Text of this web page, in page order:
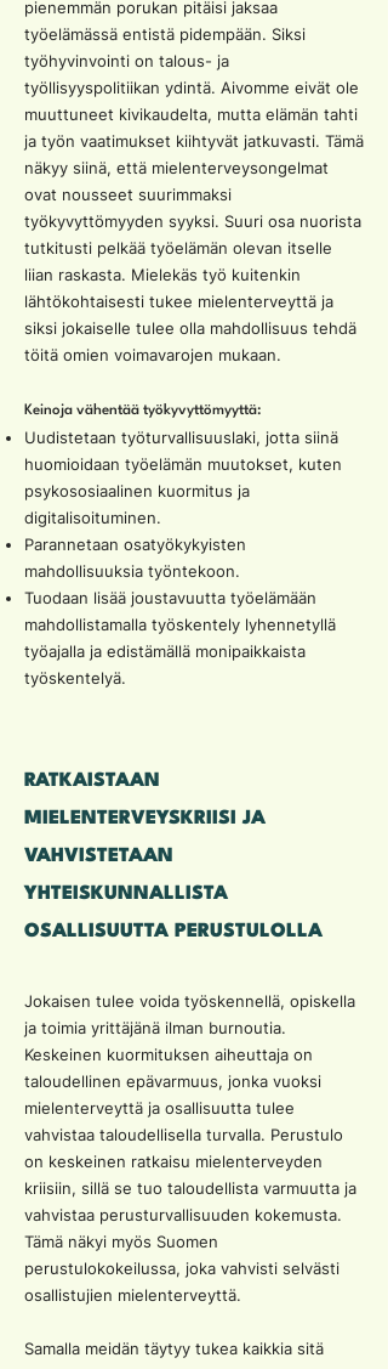
pienemmän porukan pitäisi jaksaa
työelämässä entistä pidempään. Siksi
työhyvinvointi on talous- ja
työllisyyspolitiikan ydintä. Aivomme eivät ole
muuttuneet kivikaudelta, mutta elämän tahti
ja työn vaatimukset kiihtyvät jatkuvasti. Tämä
näkyy siinä, että mielenterveysongelmat
ovat nousseet suurimmaksi
työkyvyttömyyden syyksi. Suuri osa nuorista
tutkitusti pelkää työelämän olevan itselle
liian raskasta. Mielekäs työ kuitenkin
lähtökohtaisesti tukee mielenterveyttä ja
siksi jokaiselle tulee olla mahdollisuus tehdä
töitä omien voimavarojen mukaan.
Keinoja vähentää työkyvyttömyyttä:
Uudistetaan työturvallisuuslaki, jotta siinä
huomioidaan työelämän muutokset, kuten
psykososiaalinen kuormitus ja
digitalisoituminen.
Parannetaan osatyökykyisten
mahdollisuuksia työntekoon.
Tuodaan lisää joustavuutta työelämään
mahdollistamalla työskentely lyhennetyllä
työajalla ja edistämällä monipaikkaista
työskentelyä.
RATKAISTAAN
MIELENTERVEYSKRIISI JA
VAHVISTETAAN
YHTEISKUNNALLISTA
OSALLISUUTTA PERUSTULOLLA
Jokaisen tulee voida työskennellä, opiskella
ja toimia yrittäjänä ilman burnoutia.
Keskeinen kuormituksen aiheuttaja on
taloudellinen epävarmuus, jonka vuoksi
mielenterveyttä ja osallisuutta tulee
vahvistaa taloudellisella turvalla. Perustulo
on keskeinen ratkaisu mielenterveyden
kriisiin, sillä se tuo taloudellista varmuutta ja
vahvistaa perusturvallisuuden kokemusta.
Tämä näkyi myös Suomen
perustulokokeilussa, joka vahvisti selvästi
osallistujien mielenterveyttä.
Samalla meidän täytyy tukea kaikkia sitä